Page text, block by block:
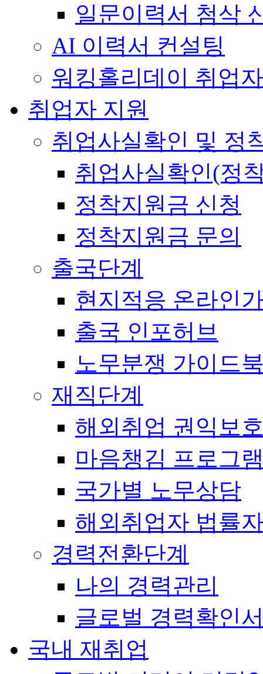
일문이력서 첨삭
AI 이력서 컨설팅
워킹홀리데이 취업
취업자 지원
취업사실확인 및 정
취업사실확인(정
정착지원금 신청
정착지원금 문의
출국단계
현지적응 온라인
출국 인포허브
노무분쟁 가이드
재직단계
해외취업 권익보
마음챙김 프로그
국가별 노무상담
해외취업자 법률
경력전환단계
나의 경력관리
글로벌 경력확인
국내 재취업